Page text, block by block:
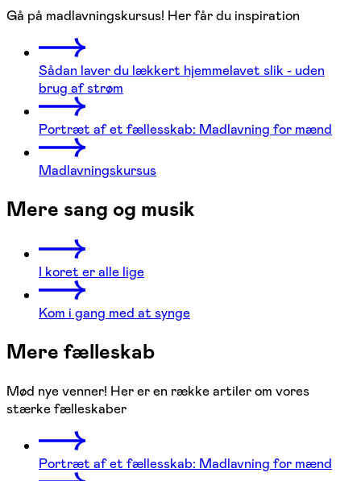
Gå på madlavningskursus! Her får du inspiration
Sådan laver du lækkert hjemmelavet slik - uden
brug af strøm
Portræt af et fællesskab: Madlavning for mænd
Madlavningskursus
Mere sang og musik
I koret er alle lige
Kom i gang med at synge
Mere fælleskab
Mød nye venner! Her er en række artiler om vores
stærke fælleskaber
Portræt af et fællesskab: Madlavning for mænd